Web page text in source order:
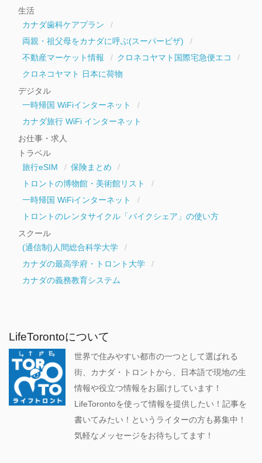
生活
カナダ歯科ケアプラン
両親・祖父母をカナダに呼ぶ(スーパービザ)
不動産マーケット情報
クロネコヤマト国際宅急便エコ
クロネコヤマト 日本に荷物
デジタル
一時帰国 WiFiインターネット
カナダ旅行 WiFi インターネット
お仕事・求人
トラベル
旅行eSIM
保険まとめ
トロントの博物館・美術館リスト
一時帰国 WiFiインターネット
トロントのレンタサイクル「バイクシェア」の使い方
スクール
(通信制)人間総合科学大学
カナダの最高学府・トロント大学
カナダの義務教育システム
LifeTorontoについて
世界で住みやすい都市の一つとして選ばれる
街、カナダ・トロントから、日本語で現地の生
情報や役立つ情報をお届けしています！
LifeTorontoを使って情報を提供したい！記事を
書いてみたい！というライターの方も募集中！
気軽なメッセージをお待ちしてます！